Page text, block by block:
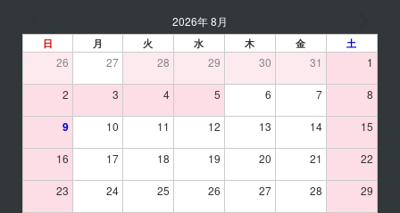
2026年 8月
日 月 火 水 木 金 土
26 27 28 29 30 31 1
2 3 4 5 6 7 8
9 10 11 12 13 14 15
16 17 18 19 20 21 22
23 24 25 26 27 28 29